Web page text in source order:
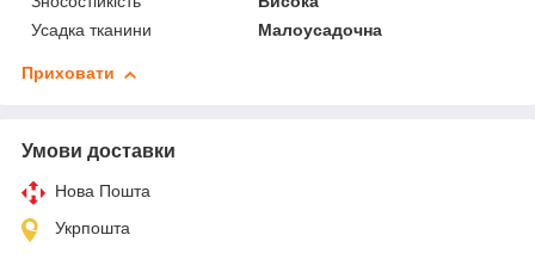
Усадка тканини
Малоусадочна
Приховати
Умови доставки
Нова Пошта
Укрпошта